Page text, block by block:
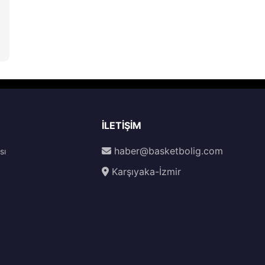
İLETIŞIM
haber@basketbolig.com
Karşıyaka-İzmir